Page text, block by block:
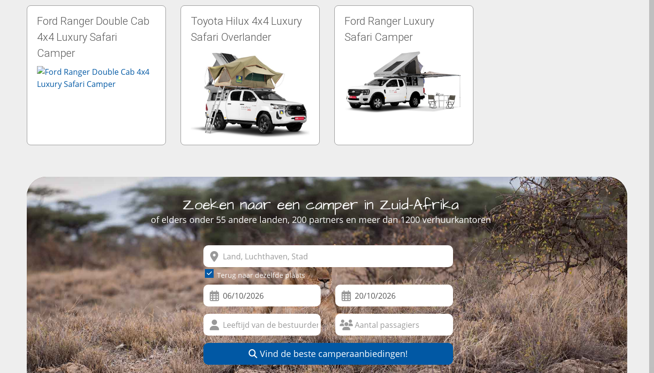
Ford Ranger Double Cab
4x4 Luxury Safari
Camper
Toyota Hilux 4x4 Luxury
Safari Overlander
Ford Ranger Luxury
Safari Camper
Zoeken naar een camper in Zuid-Afrika
of elders onder 55 andere landen, 200 partners en meer dan 1200 verhuurkantoren
Terug naar dezelfde plaats
Vind de beste camperaanbiedingen!